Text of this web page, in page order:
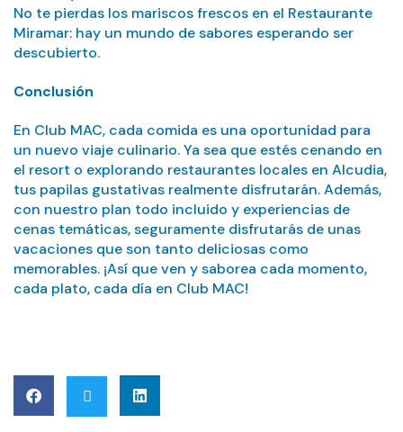
No te pierdas los mariscos frescos en el Restaurante
Miramar: hay un mundo de sabores esperando ser
descubierto.
Conclusión
En Club MAC, cada comida es una oportunidad para
un nuevo viaje culinario. Ya sea que estés cenando en
el resort o explorando restaurantes locales en Alcudia,
tus papilas gustativas realmente disfrutarán. Además,
con nuestro plan todo incluido y experiencias de
cenas temáticas, seguramente disfrutarás de unas
vacaciones que son tanto deliciosas como
memorables. ¡Así que ven y saborea cada momento,
cada plato, cada día en Club MAC!